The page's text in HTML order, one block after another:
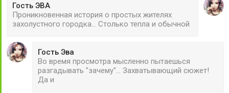
Гость ЭВА
Проникновенная история о простых жителях
захолустного городка... Столько тепла и обычной
Гость Эва
Во время просмотра мысленно пытаешься
разгадывать "зачему"... Захватывающий сюжет!
Да и